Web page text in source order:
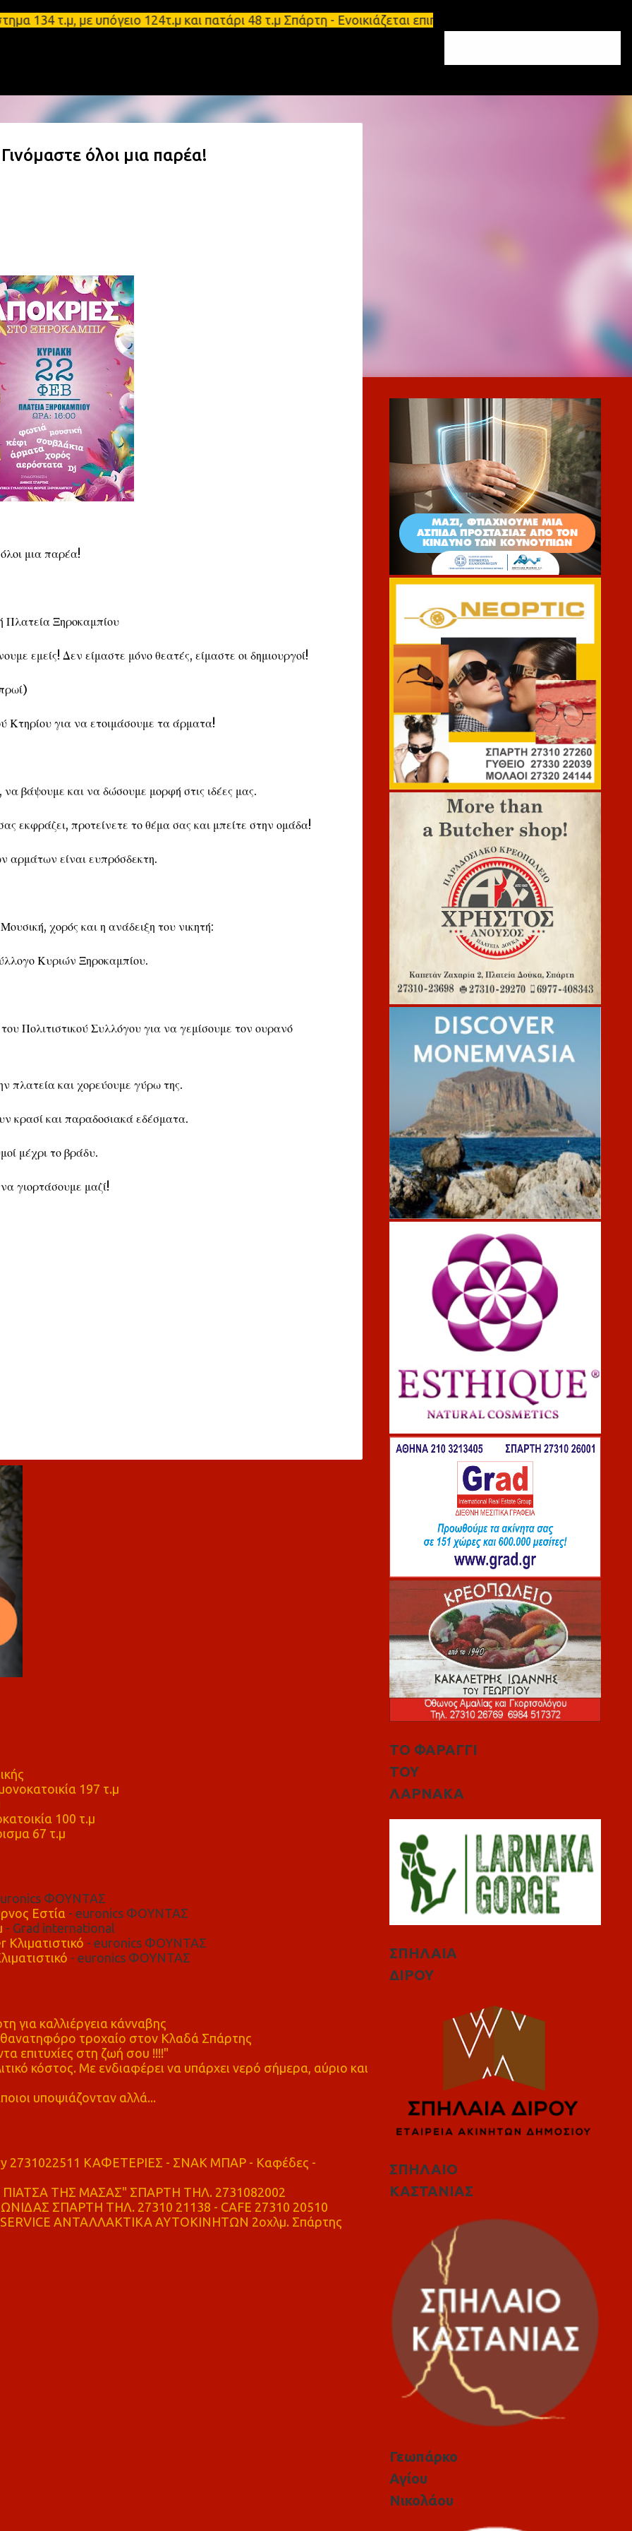
Μετάβαση στο κύριο περιεχόμενο
τ.μ, με υπόγειο 124τ.μ και πατάρι 48 τ.μ Σπάρτη - Ενοικιάζεται επιπλωμένο διαμέρισμα 65τ.μ
όλοι μια παρέα!
μια παρέα!
Πλατεία Ξηροκαμπίου
εμείς! Δεν είμαστε μόνο θεατές, είμαστε οι δημιουργοί!
Κτηρίου για να ετοιμάσουμε τα άρματα!
βάψουμε και να δώσουμε μορφή στις ιδέες μας.
εκφράζει, προτείνετε το θέμα σας και μπείτε στην ομάδα!
αρμάτων είναι ευπρόσδεκτη.
χορός και η ανάδειξη του νικητή:
Κυριών Ξηροκαμπίου.
Πολιτιστικού Συλλόγου για να γεμίσουμε τον ουρανό
και χορεύουμε γύρω της.
κρασί και παραδοσιακά εδέσματα.
μέχρι το βράδυ.
γιορτάσουμε μαζί!
197 τ.μ
100 τ.μ
67 τ.μ
ΦΟΥΝΤΑΣ
Εστία- euronics ΦΟΥΝΤΑΣ
- Grad international
- euronics ΦΟΥΝΤΑΣ
- euronics ΦΟΥΝΤΑΣ
καλλιέργεια κάνναβης
τροχαίο στον Κλαδά Σπάρτης
επιτυχίες στη ζωή σου !!!!"
κόστος. Με ενδιαφέρει να υπάρχει νερό σήμερα, αύριο και
υποψιάζονταν αλλά...
2731022511 ΚΑΦΕΤΕΡΙΕΣ - ΣΝΑΚ ΜΠΑΡ - Καφέδες -
ΤΗΣ ΜΑΣΑΣ" ΣΠΑΡΤΗ ΤΗΛ. 2731082002
ΣΠΑΡΤΗ ΤΗΛ. 27310 21138 - CAFE 27310 20510
ΑΝΤΑΛΛΑΚΤΙΚΑ ΑΥΤΟΚΙΝΗΤΩΝ 2οχλμ. Σπάρτης
ΤΟ ΦΑΡΑΓΓΙ
ΤΟΥ
ΛΑΡΝΑΚΑ
ΣΠΗΛΑΙΑ
ΔΙΡΟΥ
ΣΠΗΛΑΙΟ
ΚΑΣΤΑΝΙΑΣ
Γεωπάρκο
Αγίου
Νικολάου